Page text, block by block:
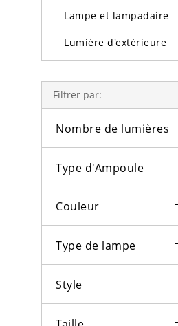
Lampe et lampadaire
Lumière d'extérieure
Filtrer par:
Nombre de lumières
Type d'Ampoule
Couleur
Type de lampe
Style